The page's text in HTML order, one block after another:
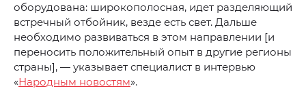
оборудована: широкополосная, идет разделяющий
встречный отбойник, везде есть свет. Дальше
необходимо развиваться в этом направлении [и
переносить положительный опыт в другие регионы
страны], — указывает специалист в интервью
«Народным новостям».